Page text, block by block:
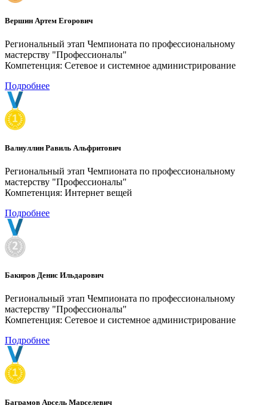
Вершин Артем Егорович
Региональный этап Чемпионата по профессиональному
мастерству "Профессионалы"
Компетенция: Сетевое и системное администрирование
Подробнее
Валиуллин Равиль Альфритович
Региональный этап Чемпионата по профессиональному
мастерству "Профессионалы"
Компетенция: Интернет вещей
Подробнее
Бакиров Денис Ильдарович
Региональный этап Чемпионата по профессиональному
мастерству "Профессионалы"
Компетенция: Сетевое и системное администрирование
Подробнее
Баграмов Арсель Марселевич